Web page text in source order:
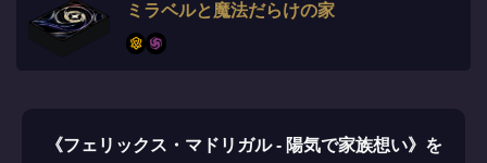
ミラベルと魔法だらけの家
《フェリックス・マドリガル - 陽気で家族想い》を